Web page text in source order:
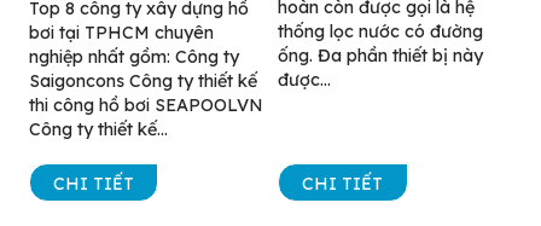
Top 8 công ty xây dựng hồ
bơi tại TPHCM chuyên
nghiệp nhất gồm: Công ty
Saigoncons Công ty thiết kế
thi công hồ bơi SEAPOOLVN
Công ty thiết kế...
CHI TIẾT
hoàn còn được gọi là hệ
thống lọc nước có đường
ống. Đa phần thiết bị này
được...
CHI TIẾT